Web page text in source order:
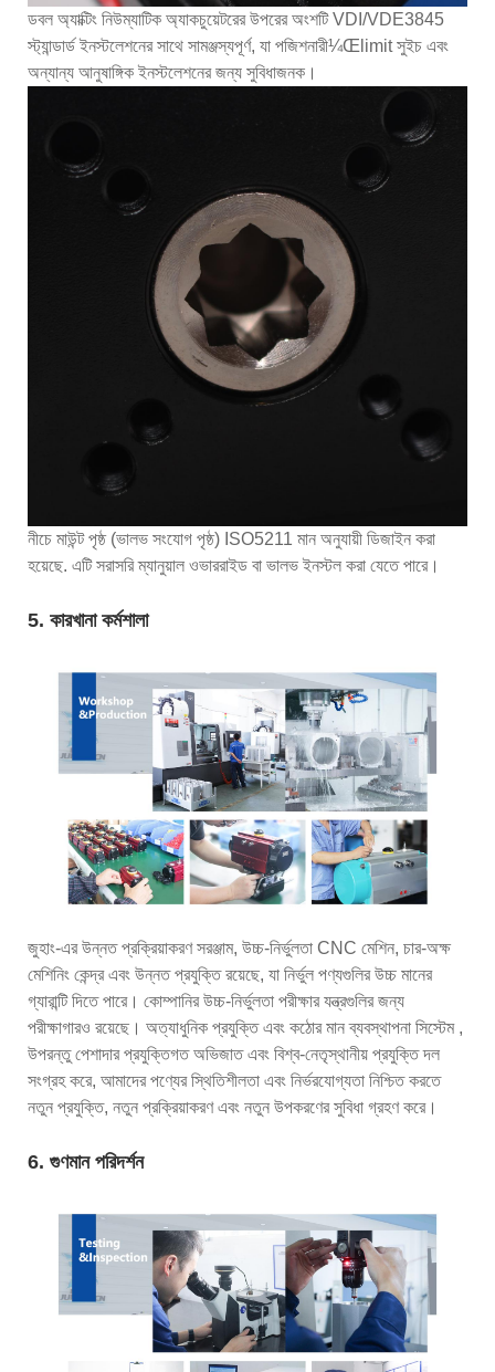
ডবল অ্যাক্টিং নিউম্যাটিক অ্যাকচুয়েটরের উপরের অংশটি VDI/VDE3845
স্ট্যান্ডার্ড ইনস্টলেশনের সাথে সামঞ্জস্যপূর্ণ, যা পজিশনারী¼Œlimit সুইচ এবং
অন্যান্য আনুষাঙ্গিক ইনস্টলেশনের জন্য সুবিধাজনক।
নীচে মাউন্ট পৃষ্ঠ (ভালভ সংযোগ পৃষ্ঠ) ISO5211 মান অনুযায়ী ডিজাইন করা
হয়েছে. এটি সরাসরি ম্যানুয়াল ওভাররাইড বা ভালভ ইনস্টল করা যেতে পারে।
5. কারখানা কর্মশালা
জুহাং-এর উন্নত প্রক্রিয়াকরণ সরঞ্জাম, উচ্চ-নির্ভুলতা CNC মেশিন, চার-অক্ষ
মেশিনিং কেন্দ্র এবং উন্নত প্রযুক্তি রয়েছে, যা নির্ভুল পণ্যগুলির উচ্চ মানের
গ্যারান্টি দিতে পারে। কোম্পানির উচ্চ-নির্ভুলতা পরীক্ষার যন্ত্রগুলির জন্য
পরীক্ষাগারও রয়েছে। অত্যাধুনিক প্রযুক্তি এবং কঠোর মান ব্যবস্থাপনা সিস্টেম ,
উপরন্তু পেশাদার প্রযুক্তিগত অভিজাত এবং বিশ্ব-নেতৃস্থানীয় প্রযুক্তি দল
সংগ্রহ করে, আমাদের পণ্যের স্থিতিশীলতা এবং নির্ভরযোগ্যতা নিশ্চিত করতে
নতুন প্রযুক্তি, নতুন প্রক্রিয়াকরণ এবং নতুন উপকরণের সুবিধা গ্রহণ করে।
6. গুণমান পরিদর্শন